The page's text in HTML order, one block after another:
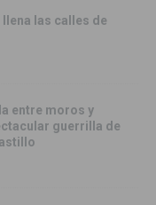
llena las calles de
entre moros y
guerrilla de